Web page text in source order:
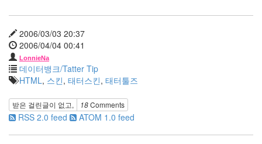
2006/03/03 20:37
2006/04/04 00:41
LonnieNa
데이터뱅크/Tatter Tip
HTML, 스킨, 태터스킨, 태터툴즈
받은 걸린글이 없고, 18Comments
RSS 2.0 feed ATOM 1.0 feed
35
2006
년
4
월
25
2006
년
5
월
21